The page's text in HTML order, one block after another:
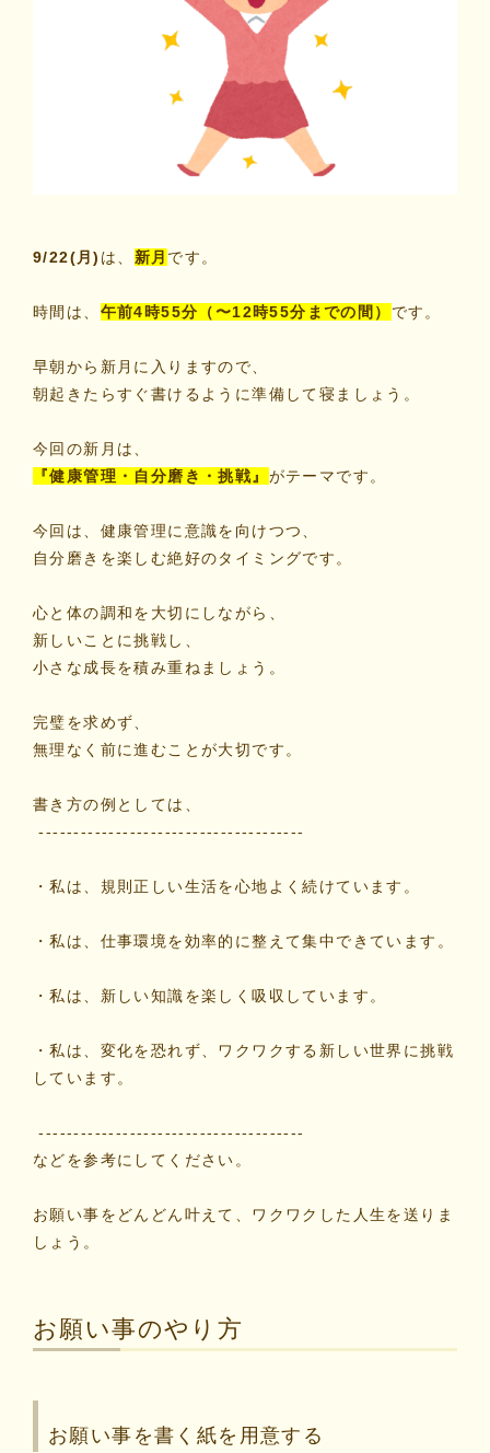
9/22(月) は、 新月 です。
時間は、 午前4時55分（〜12時55分までの間） です。
早朝から新月に入りますので、
朝起きたらすぐ書けるように準備して寝ましょう。
今回の新月は、
『健康管理・自分磨き・挑戦 』 がテーマです。
今回は、健康管理に意識を向けつつ、
自分磨きを楽しむ絶好のタイミングです。
心と体の調和を大切にしながら、
新しいことに挑戦し、
小さな成長を積み重ねましょう。
完璧を求めず、
無理なく前に進むことが大切です。
書き方の例としては、
--------------------------------------
・私は、規則正しい生活を心地よく続けています。
・私は、仕事環境を効率的に整えて集中できています。
・私は、新しい知識を楽しく吸収しています。
・私は、変化を恐れず、ワクワクする新しい世界に挑戦
しています。
--------------------------------------
などを参考にしてください。
お願い事をどんどん叶えて、ワクワクした人生を送りま
しょう。
お願い事のやり方
お願い事を書く紙を用意する